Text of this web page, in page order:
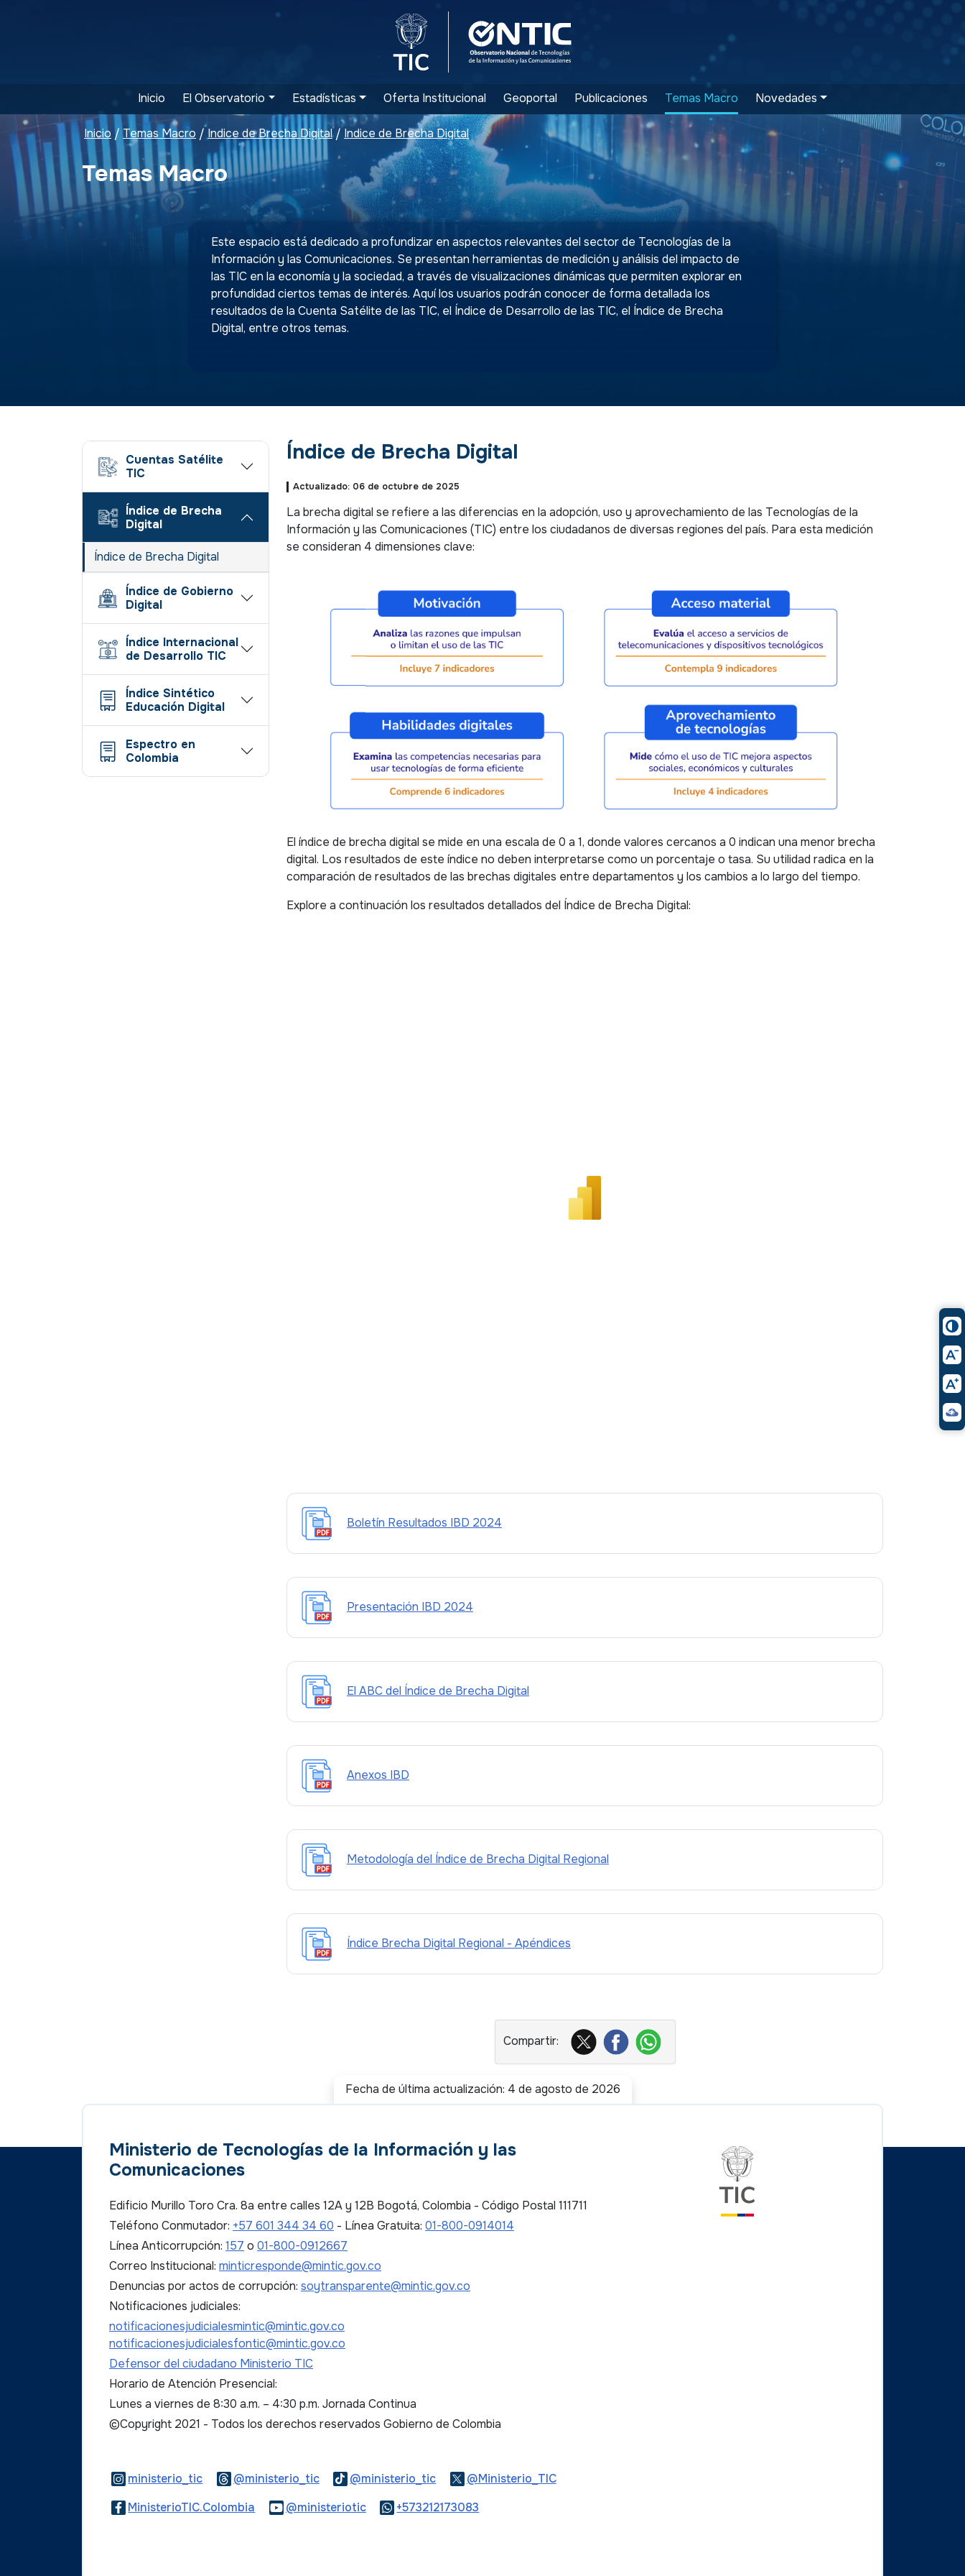
Logo del Ministerio TIC
Inicio El Observatorio Estadísticas Oferta Institucional Geoportal Publicaciones Temas Macro Novedades
Inicio /Temas Macro /Índice de Brecha Digital / Índice de Brecha Digital
Temas Macro
Este espacio está dedicado a profundizar en aspectos relevantes del sector de Tecnologías de la
Información y las Comunicaciones. Se presentan herramientas de medición y análisis del impacto de
las TIC en la economía y la sociedad, a través de visualizaciones dinámicas que permiten explorar en
profundidad ciertos temas de interés. Aquí los usuarios podrán conocer de forma detallada los
resultados de la Cuenta Satélite de las TIC, el Índice de Desarrollo de las TIC, el Índice de Brecha
Digital, entre otros temas.
Cuentas Satélite
TIC
Índice de Brecha
Digital
Índice de Brecha Digital
Índice de Gobierno
Digital
Índice Internacional
de Desarrollo TIC
Índice Sintético
Educación Digital
Espectro en
Colombia
Índice de Brecha Digital
Actualizado: 06 de octubre de 2025
La brecha digital se refiere a las diferencias en la adopción, uso y aprovechamiento de las Tecnologías de la
Información y las Comunicaciones (TIC) entre los ciudadanos de diversas regiones del país. Para esta medición
se consideran 4 dimensiones clave:
El índice de brecha digital se mide en una escala de 0 a 1, donde valores cercanos a 0 indican una menor brecha
digital. Los resultados de este índice no deben interpretarse como un porcentaje o tasa. Su utilidad radica en la
comparación de resultados de las brechas digitales entre departamentos y los cambios a lo largo del tiempo.
Explore a continuación los resultados detallados del Índice de Brecha Digital:
Boletín Resultados IBD 2024
Presentación IBD 2024
El ABC del Índice de Brecha Digital
Anexos IBD
Metodología del Índice de Brecha Digital Regional
Índice Brecha Digital Regional - Apéndices
Fecha de última actualización: 4 de agosto de 2026
Ministerio de Tecnologías de la Información y las
Comunicaciones
Edificio Murillo Toro Cra. 8a entre calles 12A y 12B Bogotá, Colombia - Código Postal 111711
Teléfono Conmutador: +57 601 344 34 60 - Línea Gratuita: 01-800-0914014
Línea Anticorrupción: 157 o 01-800-0912667
Correo Institucional: minticresponde@mintic.gov.co
Denuncias por actos de corrupción: soytransparente@mintic.gov.co
Notificaciones judiciales:
notificacionesjudicialesmintic@mintic.gov.co
notificacionesjudicialesfontic@mintic.gov.co
Defensor del ciudadano Ministerio TIC
Horario de Atención Presencial:
Lunes a viernes de 8:30 a.m. – 4:30 p.m. Jornada Continua
©Copyright 2021 - Todos los derechos reservados Gobierno de Colombia
ministerio_ticLogo Instagram
@ministerio_ticLogo Threads
@ministerio_ticLogo Tiktok@Ministerio_TICLogo Twitter
MinisterioTIC.Colombia Logo Facebook
@ministerioticLogo Youtube
+573212173083